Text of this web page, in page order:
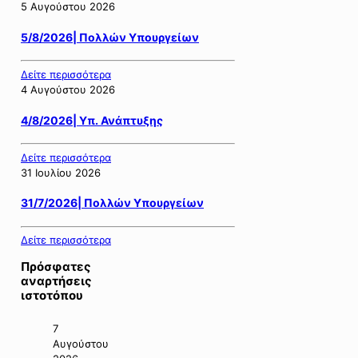
5 Αυγούστου 2026
5/8/2026| Πολλών Υπουργείων
Δείτε περισσότερα
4 Αυγούστου 2026
4/8/2026| Υπ. Ανάπτυξης
Δείτε περισσότερα
31 Ιουλίου 2026
31/7/2026| Πολλών Υπουργείων
Δείτε περισσότερα
Πρόσφατες
αναρτήσεις
ιστοτόπου
7
Αυγούστου